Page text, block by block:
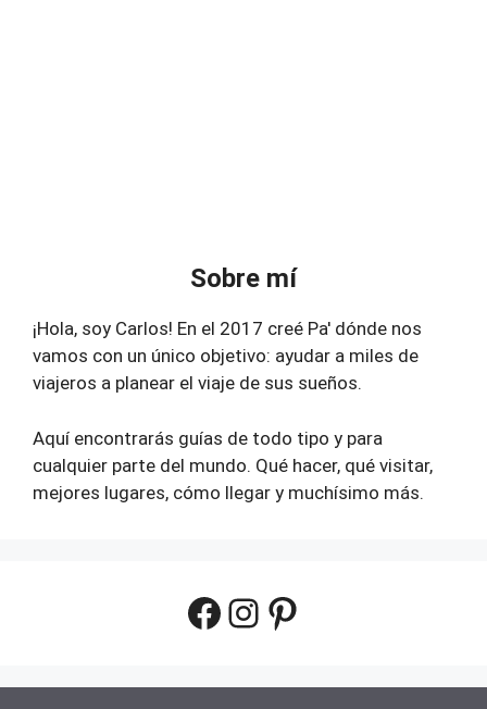
Sobre mí
¡Hola, soy Carlos! En el 2017 creé Pa' dónde nos
vamos con un único objetivo: ayudar a miles de
viajeros a planear el viaje de sus sueños.
Aquí encontrarás guías de todo tipo y para
cualquier parte del mundo. Qué hacer, qué visitar,
mejores lugares, cómo llegar y muchísimo más.
Facebook
Instagram
Pinterest